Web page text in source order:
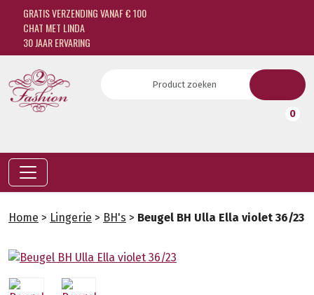
GRATIS VERZENDING VANAF € 100
CHAT MET LINDA
30 JAAR ERVARING
0
Home > Lingerie > BH's > Beugel BH Ulla Ella violet 36/23